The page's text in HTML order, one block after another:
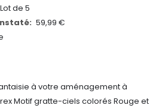
à votre aménagement à
Motif gratte-ciels colorés Rouge et
Lot de 5
59,99 €